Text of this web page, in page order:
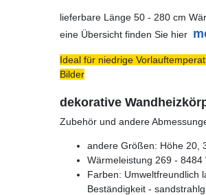
lieferbare Länge 50 - 280 cm
eine Übersicht finden Sie hier
Ideal für niedrige
Bilder
dekorative
Zubehör und andere
andere Größen: Höhe 20,
Wärmeleistung 269 - 8484
Farben: Umweltfreundlich
Beständigkeit -